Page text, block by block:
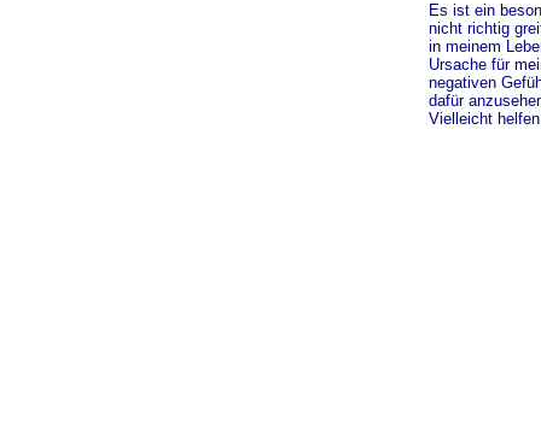
Es ist ein
nicht richtig
in meinem
Ursache für
negativen
dafür
Vielleicht